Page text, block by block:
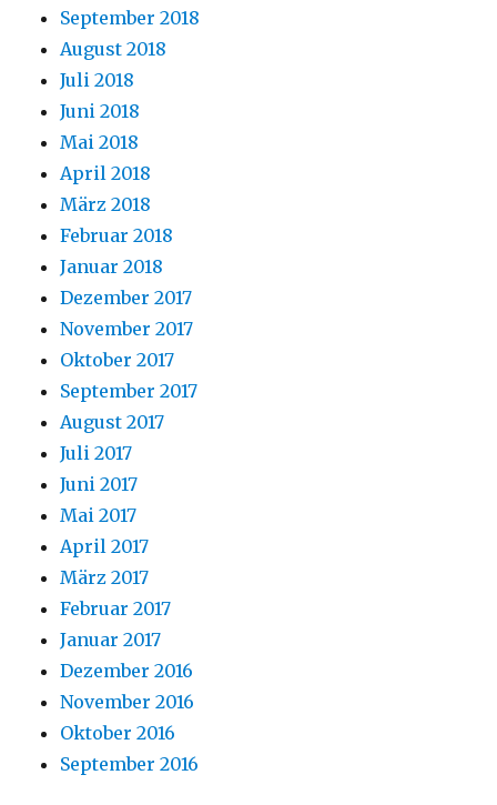
September 2018
August 2018
Juli 2018
Juni 2018
Mai 2018
April 2018
März 2018
Februar 2018
Januar 2018
Dezember 2017
November 2017
Oktober 2017
September 2017
August 2017
Juli 2017
Juni 2017
Mai 2017
April 2017
März 2017
Februar 2017
Januar 2017
Dezember 2016
November 2016
Oktober 2016
September 2016